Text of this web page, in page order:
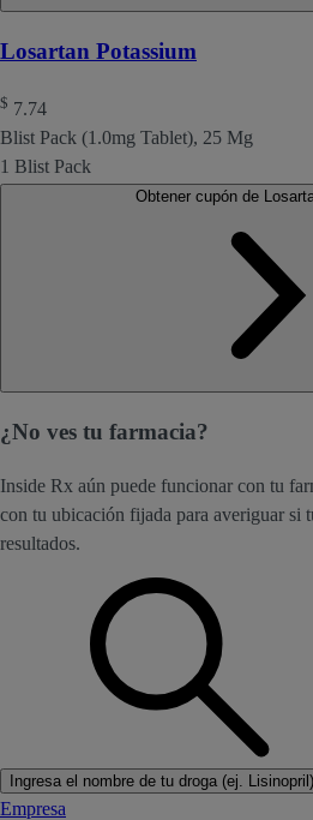
Losartan Potassium
$ 7.74
Blist Pack (1.0mg Tablet), 25 Mg
1 Blist Pack
¿No ves tu farmacia?
Inside Rx aún puede funcionar con tu
con tu ubicación fijada para averiguar si
resultados.
Ingresa el nombre de tu droga (ej. Lisinopril)
Empresa